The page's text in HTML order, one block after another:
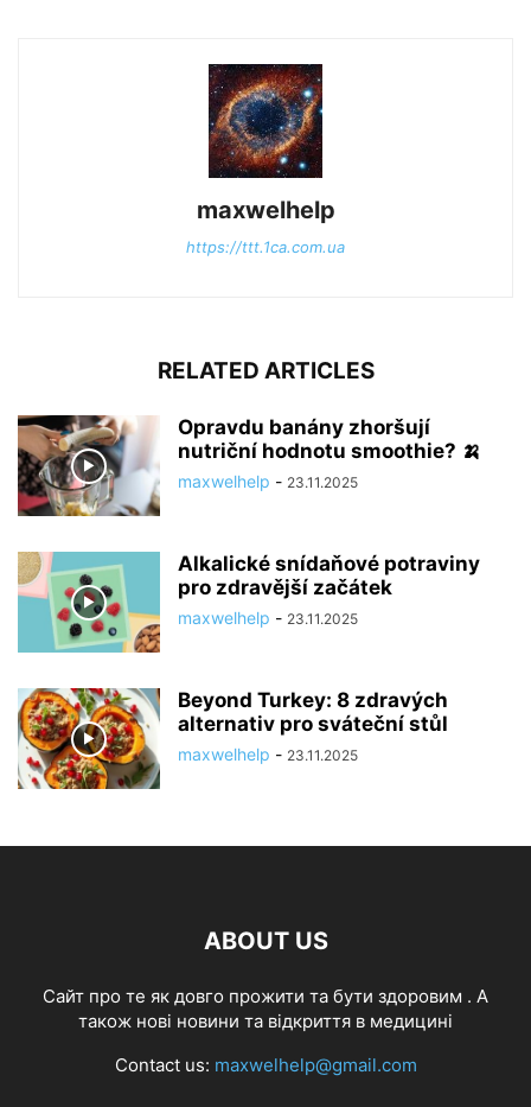
maxwelhelp
https://ttt.1ca.com.ua
RELATED ARTICLES
Opravdu banány zhoršují
nutriční hodnotu smoothie? 🍌
maxwelhelp - 23.11.2025
Alkalické snídaňové potraviny
pro zdravější začátek
maxwelhelp - 23.11.2025
Beyond Turkey: 8 zdravých
alternativ pro sváteční stůl
maxwelhelp - 23.11.2025
ABOUT US
Cайт про те як довго прожити та бути здоровим . А
також нові новини та відкриття в медицині
Contact us: maxwelhelp@gmail.com